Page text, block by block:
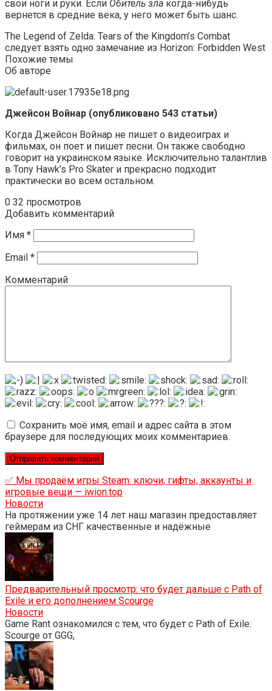
свои ноги и руки. Если Обитель зла когда-нибудь
вернется в средние века, у него может быть шанс.
The Legend of Zelda: Tears of the Kingdom’s Combat
следует взять одно замечание из Horizon: Forbidden West
Похожие темы
Об авторе
Джейсон Войнар (опубликовано 543 статьи)
Когда Джейсон Войнар не пишет о видеоиграх и
фильмах, он поет и пишет песни. Он также свободно
говорит на украинском языке. Исключительно талантлив
в Tony Hawk’s Pro Skater и прекрасно подходит
практически во всем остальном.
0 32 просмотров
Добавить комментарий
Имя *
Email *
Комментарий
Сохранить моё имя, email и адрес сайта в этом
браузере для последующих моих комментариев.
✅ Мы продаём игры Steam: ключи, гифты, аккаунты и
игровые вещи — iwion.top
Новости
На протяжении уже 14 лет наш магазин предоставляет
геймерам из СНГ качественные и надёжные
Предварительный просмотр: что будет дальше с Path of
Exile и его дополнением Scourge
Новости
Game Rant ознакомился с тем, что будет с Path of Exile:
Scourge от GGG,